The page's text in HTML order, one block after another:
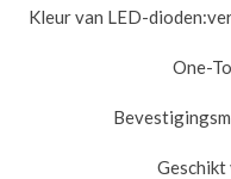
Kleur van LED-dioden:
One-
Geschikt